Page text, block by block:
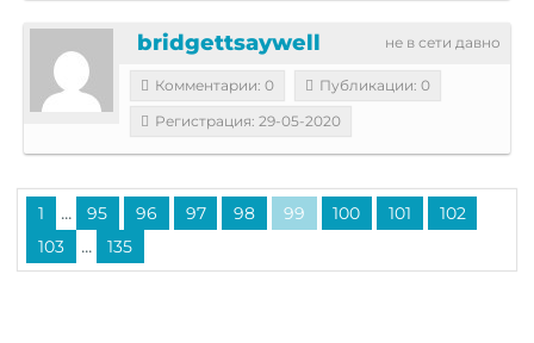
не в сети давно
bridgettsaywell
Комментарии: 0
Публикации: 0
Регистрация: 29-05-2020
1 ... 95 96 97 98 99 100 101
102
103
... 135